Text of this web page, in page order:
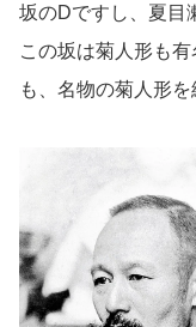
坂のDですし、夏目
この坂は菊人形も
も、名物の菊人形を